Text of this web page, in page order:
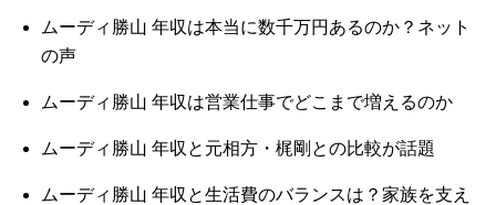
ムーディ勝山 年収は本当に数千万円あるのか？ネット
の声
ムーディ勝山 年収は営業仕事でどこまで増えるのか
ムーディ勝山 年収と元相方・梶剛との比較が話題
ムーディ勝山 年収と生活費のバランスは？家族を支え